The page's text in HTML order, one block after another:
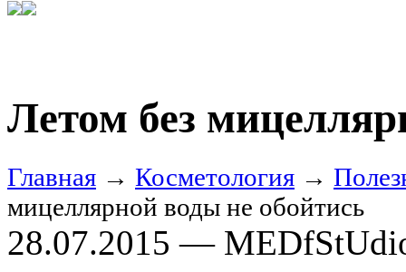
Летом без
Главная → Косметология →
мицеллярной воды не обойтись
28.07.2015 —